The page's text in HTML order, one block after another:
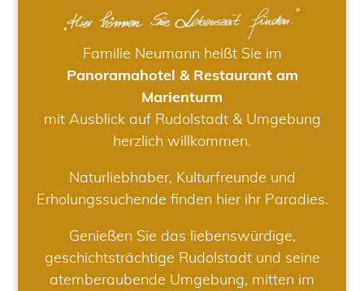
Familie Neumann heißt Sie im
Panoramahotel & Restaurant am
Marienturm
mit Ausblick auf Rudolstadt & Umgebung
herzlich willkommen.
Naturliebhaber, Kulturfreunde und
Erholungssuchende finden hier ihr Paradies.
Genießen Sie das liebenswürdige,
geschichtsträchtige Rudolstadt und seine
atemberaubende Umgebung, mitten im